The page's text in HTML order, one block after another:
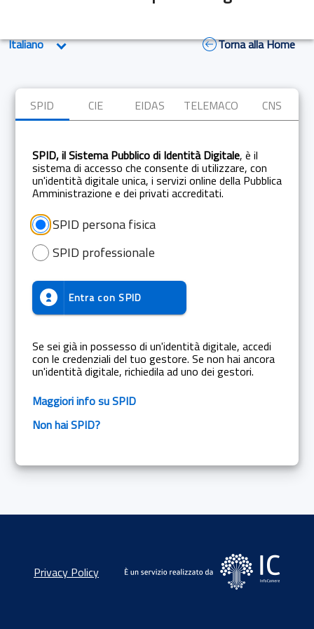
Torna alla Home
SPID CIE EIDAS TELEMACO CNS
SPID, il Sistema Pubblico di Identità Digitale, è il
sistema di accesso che consente di utilizzare, con
un'identità digitale unica, i servizi online della Pubblica
Amministrazione e dei privati accreditati.
SPID persona fisica
SPID professionale
Entra con SPID
Se sei già in possesso di un'identità digitale, accedi
con le credenziali del tuo gestore. Se non hai ancora
un'identità digitale, richiedila ad uno dei gestori.
Maggiori info su SPID
Non hai SPID?
Privacy Policy